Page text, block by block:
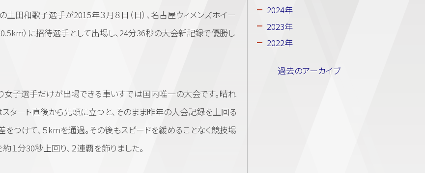
田和歌子選手が2015年３月８日（日）、名古屋ウィメンズホイー
）に招待選手として出場し、24分36秒の大会新記録で優勝し
女子選手だけが出場できる車いすでは国内唯一の大会です。晴れ
タート直後から先頭に立つと、そのまま昨年の大会記録を上回る
つけて、５kmを通過。その後もスピードを緩めることなく競技場
１分30秒上回り、２連覇を飾りました。
2024年
2023年
2022年
過去のアーカイブ